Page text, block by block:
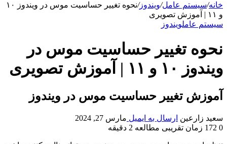
خانه/سیستم عامل/ویندوز/
نحوه تغییر حساسیت موس در ویندوز ۱۰
و ۱۱ | آموزش تصویری
سیستم عاملویندوز
نحوه تغییر حساسیت موس در
ویندوز ۱۰ و ۱۱ | آموزش تصویری
آموزش تغییر حساسیت موس در ویندوز
سعید زارعین ارسال به ایمیل مارس 27, 2024
0
زمان تقریبی مطالعه 2 دقیقه